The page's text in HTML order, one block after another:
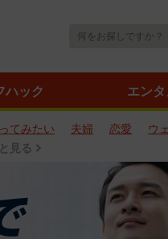
ハック エンタ
てみたい 夫婦 恋愛 ウ
見る